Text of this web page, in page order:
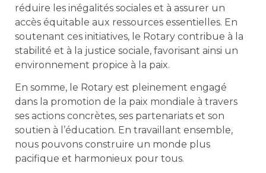
réduire les inégalités sociales et à assurer un
accès équitable aux ressources essentielles. En
soutenant ces initiatives, le Rotary contribue à la
stabilité et à la justice sociale, favorisant ainsi un
environnement propice à la paix.
En somme, le Rotary est pleinement engagé
dans la promotion de la paix mondiale à travers
ses actions concrètes, ses partenariats et son
soutien à l’éducation. En travaillant ensemble,
nous pouvons construire un monde plus
pacifique et harmonieux pour tous.